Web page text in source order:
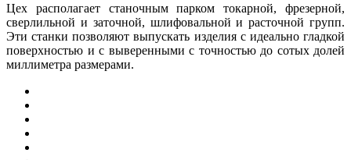
Цех располагает станочным парком токарной, фрезерной,
сверлильной и заточной, шлифовальной и расточной групп.
Эти станки позволяют выпускать изделия с идеально гладкой
поверхностью и с выверенными с точностью до сотых долей
миллиметра размерами.